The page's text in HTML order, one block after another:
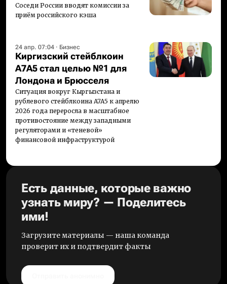
Cоседи России вводят комиссии за
приём российского кэша
24 апр. 07:04 · Бизнес
Киргизский стейблкоин
A7A5 стал целью №1 для
Лондона и Брюсселя
Ситуация вокруг Кыргызстана и
рублевого стейблкоина A7A5 к апрелю
2026 года переросла в масштабное
противостояние между западными
регуляторами и «теневой»
финансовой инфраструктурой
Есть данные, которые важно
узнать миру? — Поделитесь
ими!
Загрузите материалы — наша команда
проверит их и подтвердит факты